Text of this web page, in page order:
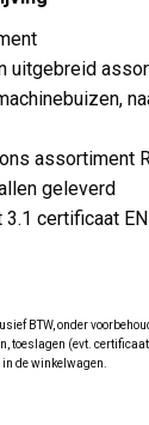
uitgebreid
assortiment
geleverd
3.1 certificaat EN
BTW, onder
toeslagen (evt.
in de winkelwagen.